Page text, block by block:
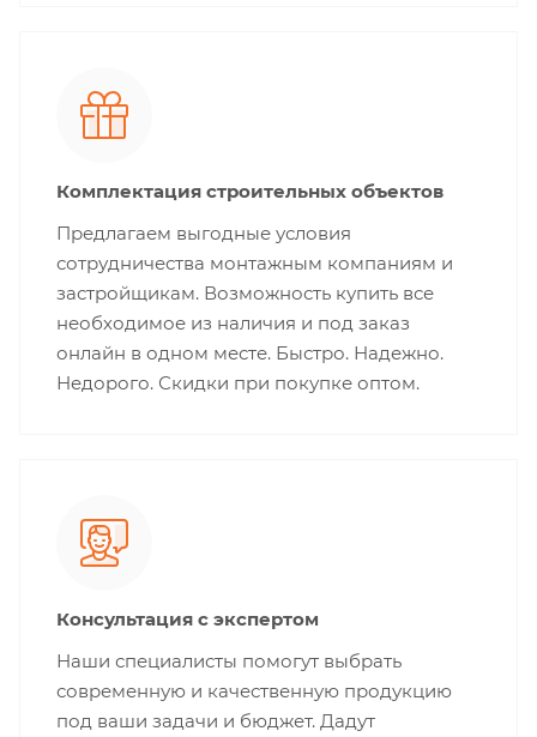
Комплектация строительных объектов
Предлагаем выгодные условия
сотрудничества монтажным компаниям и
застройщикам. Возможность купить все
необходимое из наличия и под заказ
онлайн в одном месте. Быстро. Надежно.
Недорого. Скидки при покупке оптом.
Консультация с экспертом
Наши специалисты помогут выбрать
современную и качественную продукцию
под ваши задачи и бюджет. Дадут